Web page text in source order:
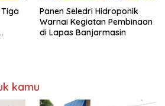
Tiga
Panen Seledri Hidroponik
Warnai Kegiatan Pembinaan
di Lapas Banjarmasin
kamu